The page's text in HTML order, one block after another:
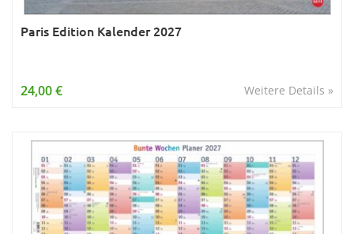
Paris Edition Kalender 2027
Weitere Details »
24,00 €